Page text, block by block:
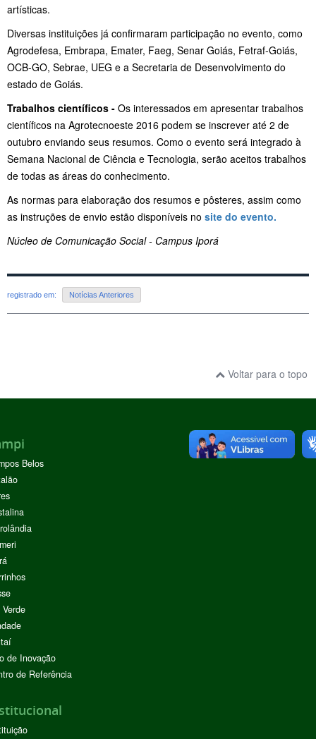
artísticas.
Diversas instituições já confirmaram participação no evento, como
Agrodefesa, Embrapa, Emater, Faeg, Senar Goiás, Fetraf-Goiás,
OCB-GO, Sebrae, UEG e a Secretaria de Desenvolvimento do
estado de Goiás.
Trabalhos científicos - Os interessados em apresentar trabalhos
científicos na Agrotecnoeste 2016 podem se inscrever até 2 de
outubro enviando seus resumos. Como o evento será integrado à
Semana Nacional de Ciência e Tecnologia, serão aceitos trabalhos
de todas as áreas do conhecimento.
As normas para elaboração dos resumos e pôsteres, assim como
as instruções de envio estão disponíveis no site do evento.
Núcleo de Comunicação Social - Campus Iporá
registrado em: Notícias Anteriores
Voltar para o topo
Belos
de Inovação
de Referência